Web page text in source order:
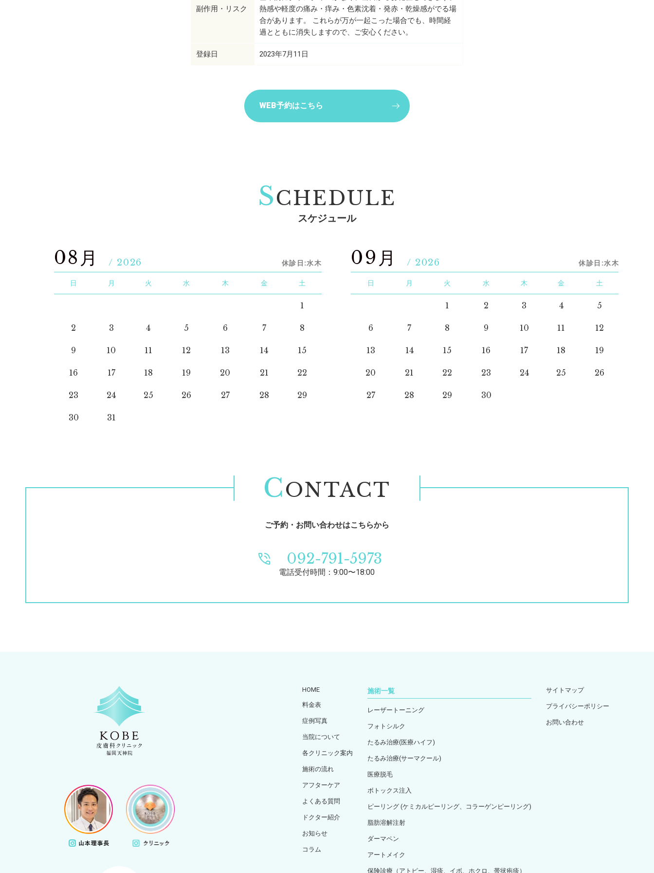
副作用・リスク
熱感や軽度の痛み・痒み・色素沈着・発赤・乾燥感がでる場
合があります。 これらが万が一起こった場合でも、時間経
過とともに消失しますので、ご安心ください。
登録日 2023年7月11日
WEB予約はこちら
SCHEDULE
スケジュール
08月 / 2026 休診日:水木
日 月 火 水 木 金 土
1
2 3 4 5 6 7 8
9 10 11 12 13 14 15
16 17 18 19 20 21 22
23 24 25 26 27 28 29
30 31
09月 / 2026 休診日:水木
日 月 火 水 木 金 土
1 2 3 4 5
6 7 8 9 10 11 12
13 14 15 16 17 18 19
20 21 22 23 24 25 26
27 28 29 30
CONTACT
ご予約・お問い合わせはこちらから
092-791-5973
電話受付時間：9:00〜18:00
HOME
料金表
症例写真
当院について
各クリニック案内
施術の流れ
アフターケア
よくある質問
ドクター紹介
お知らせ
コラム
施術一覧
レーザートーニング
フォトシルク
たるみ治療(医療ハイフ)
たるみ治療(サーマクール)
医療脱毛
ボトックス注入
ピーリング (ケミカルピーリング、コラーゲンピーリング)
脂肪溶解注射
ダーマペン
アートメイク
保険診療（アトピー、湿疹、イボ、ホクロ、帯状疱疹）
サイトマップ
プライバシーポリシー
お問い合わせ